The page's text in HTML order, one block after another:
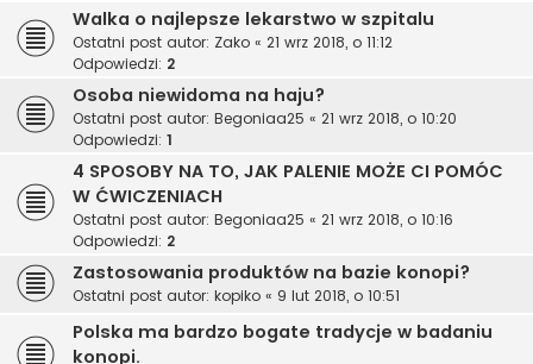
Walka o najlepsze lekarstwo w szpitalu
Ostatni post autor: Zako « 21 wrz 2018, o 11:12
Odpowiedzi: 2
Osoba niewidoma na haju?
Ostatni post autor: Begoniaa25 « 21 wrz 2018, o 10:20
Odpowiedzi: 1
4 SPOSOBY NA TO, JAK PALENIE MOŻE CI POMÓC
W ĆWICZENIACH
Ostatni post autor: Begoniaa25 « 21 wrz 2018, o 10:16
Odpowiedzi: 2
Zastosowania produktów na bazie konopi?
Ostatni post autor: kopiko « 9 lut 2018, o 10:51
Polska ma bardzo bogate tradycje w badaniu
konopi.